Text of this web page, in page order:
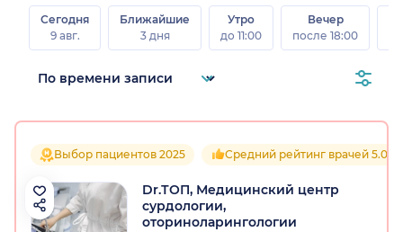
Сегодня
9 авг.
Ближайшие
3 дня
Утро
до 11:00
Вечер
после 18:00
Выбор пациентов 2025 Средний рейтинг врачей 5.0
Dr.ТОП, Медицинский центр
сурдологии,
оториноларингологии